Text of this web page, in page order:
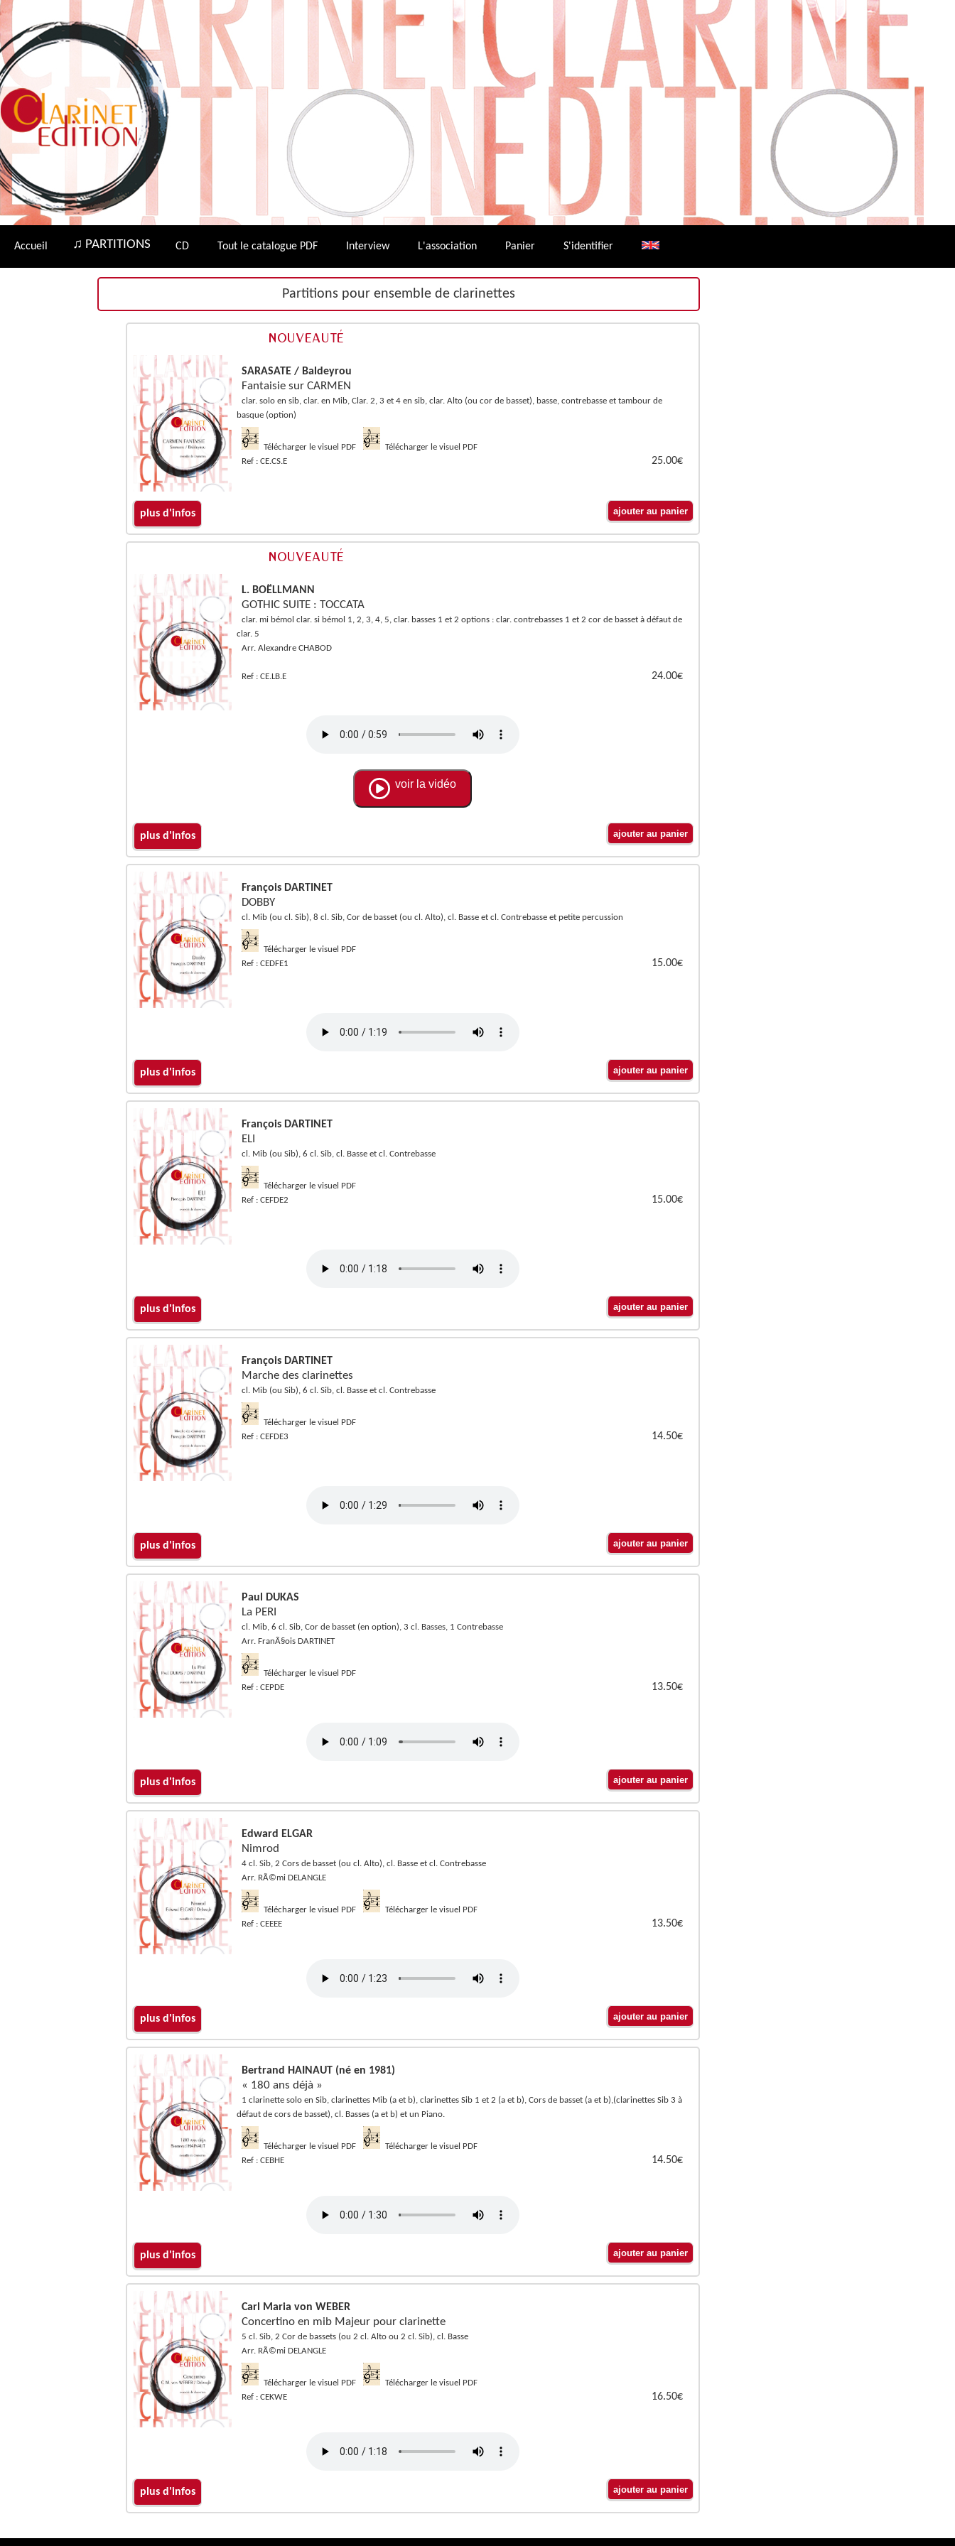
Accueil ♫ PARTITIONS CD Tout le catalogue PDF Interview L'association Panier S'identifier
Partitions pour ensemble de clarinettes
SARASATE / Baldeyrou
Fantaisie sur CARMEN
clar. solo en sib, clar. en Mib, Clar. 2, 3 et 4 en sib, clar. Alto (ou cor de basset), basse, contrebasse et tambour de
basque (option)
Télécharger le visuel PDF
Télécharger le visuel PDF
Ref : CE.CS.E
25.00€
plus d'infos
L. BOËLLMANN
GOTHIC SUITE : TOCCATA
clar. mi bémol clar. si bémol 1, 2, 3, 4, 5, clar. basses 1 et 2 options : clar. contrebasses 1 et 2 cor de basset à défaut de
clar. 5
Arr. Alexandre CHABOD
Ref : CE.LB.E 24.00€
voir la vidéo
plus d'infos
François DARTINET
DOBBY
cl. Mib (ou cl. Sib), 8 cl. Sib, Cor de basset (ou cl. Alto), cl. Basse et cl. Contrebasse et petite percussion
Télécharger le visuel PDF
Ref : CEDFE1
15.00€
plus d'infos
François DARTINET
ELI
cl. Mib (ou Sib), 6 cl. Sib, cl. Basse et cl. Contrebasse
Télécharger le visuel PDF
Ref : CEFDE2
15.00€
plus d'infos
François DARTINET
Marche des clarinettes
cl. Mib (ou Sib), 6 cl. Sib, cl. Basse et cl. Contrebasse
Télécharger le visuel PDF
Ref : CEFDE3
14.50€
plus d'infos
Paul DUKAS
La PERI
cl. Mib, 6 cl. Sib, Cor de basset (en option), 3 cl. Basses, 1 Contrebasse
Arr. FranÃ§ois DARTINET
Télécharger le visuel PDF
Ref : CEPDE
13.50€
plus d'infos
Edward ELGAR
Nimrod
4 cl. Sib, 2 Cors de basset (ou cl. Alto), cl. Basse et cl. Contrebasse
Arr. RÃ©mi DELANGLE
Télécharger le visuel PDF
Télécharger le visuel PDF
Ref : CEEEE
13.50€
plus d'infos
Bertrand HAINAUT (né en 1981)
« 180 ans déjà »
1 clarinette solo en Sib, clarinettes Mib (a et b), clarinettes Sib 1 et 2 (a et b), Cors de basset (a et b),(clarinettes Sib 3 à
défaut de cors de basset), cl. Basses (a et b) et un Piano.
Télécharger le visuel PDF
Télécharger le visuel PDF
Ref : CEBHE
14.50€
plus d'infos
Carl Maria von WEBER
Concertino en mib Majeur pour clarinette
5 cl. Sib, 2 Cor de bassets (ou 2 cl. Alto ou 2 cl. Sib), cl. Basse
Arr. RÃ©mi DELANGLE
Télécharger le visuel PDF
Télécharger le visuel PDF
Ref : CEKWE
16.50€
plus d'infos